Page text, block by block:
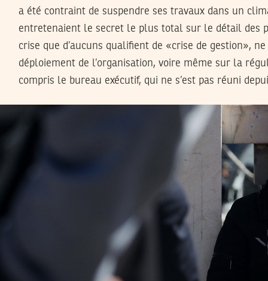
a été contraint de suspendre ses travaux dans un
entretenaient le secret le plus total sur le détail des
crise que d’aucuns qualifient de «crise de gestion»,
déploiement de l’organisation, voire même sur la
compris le bureau exécutif, qui ne s’est pas réuni